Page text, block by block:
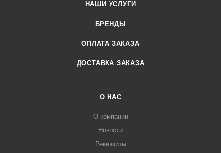
НАШИ УСЛУГИ
БРЕНДЫ
ОПЛАТА ЗАКАЗА
ДОСТАВКА ЗАКАЗА
О НАС
О компании
Новости
Реквизиты